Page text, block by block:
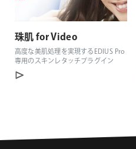
珠肌 for Video
高度な美肌処理を実現するEDIUS Pro
専用のスキンレタッチプラグイン